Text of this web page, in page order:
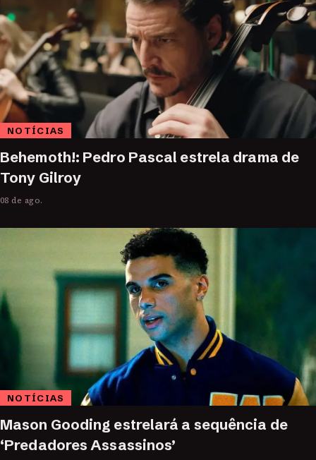
NOTÍCIAS
Behemoth!: Pedro Pascal estrela drama de
Tony Gilroy
08 de ago.
NOTÍCIAS
Mason Gooding estrelará a sequência de
‘Predadores Assassinos’